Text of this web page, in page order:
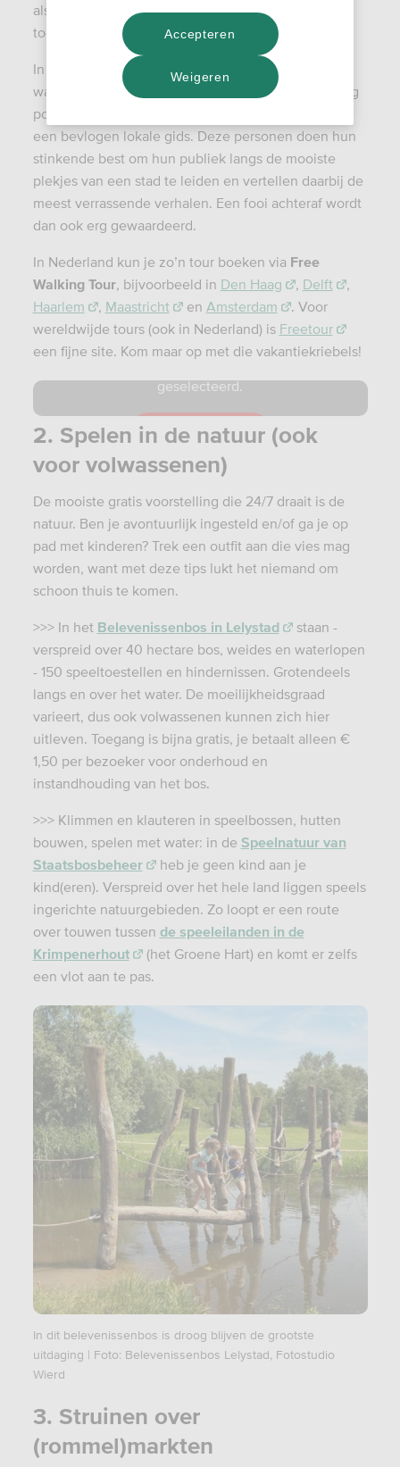
alsof je er voor het eerst komt. En wat doen échte
toeristen? Juist: ze laten zich rondleiden!
In bijna alle Nederlandse steden kun je een gratis
wandeltocht
boeken. Dit wereldwijde concept is erg
populair, omdat je een gratis rondleiding krijgt van
een bevlogen lokale gids. Deze personen doen hun
stinkende best om hun publiek langs de mooiste
plekjes van een stad te leiden en vertellen daarbij de
meest verrassende verhalen. Een fooi achteraf wordt
dan ook erg gewaardeerd.
In Nederland kun je zo’n tour boeken via Free
Walking Tour, bijvoorbeeld in Den Haag , Delft
,
Haarlem
, Maastricht en Amsterdam
. Voor
wereldwijde tours (ook in Nederland) is Freetour
een fijne site. Kom maar op met die vakantiekriebels!
De video is niet beschikbaar omdat je niet
geselecteerd.
Reset cookies
Deze gids kent Amsterdam als zijn broekzak
2. Spelen in de natuur (ook
voor volwassenen)
De mooiste gratis voorstelling die 24/7 draait is de
natuur. Ben je avontuurlijk ingesteld en/of ga je op
pad met kinderen? Trek een outfit aan die vies mag
worden, want met deze tips lukt het niemand om
schoon thuis te komen.
>>> In het Belevenissenbos in Lelystad
staan -
verspreid over 40 hectare bos, weides en waterlopen
- 150 speeltoestellen en hindernissen. Grotendeels
langs en over het water. De moeilijkheidsgraad
varieert, dus ook volwassenen kunnen zich hier
uitleven. Toegang is bijna gratis, je betaalt alleen €
1,50 per bezoeker voor onderhoud en
instandhouding van het bos.
>>> Klimmen en klauteren in speelbossen, hutten
bouwen, spelen met water: in de Speelnatuur van
Staatsbosbeheer
heb je geen kind aan je
kind(eren). Verspreid over het hele land liggen speels
ingerichte natuurgebieden. Zo loopt er een route
over touwen tussen de speeleilanden in de
Krimpenerhout
(het Groene Hart) en komt er zelfs
een vlot aan te pas.
In dit belevenissenbos is droog blijven de grootste
uitdaging | Foto: Belevenissenbos Lelystad, Fotostudio
Wierd
3. Struinen over
(rommel)markten
Weigeren
Accepteren